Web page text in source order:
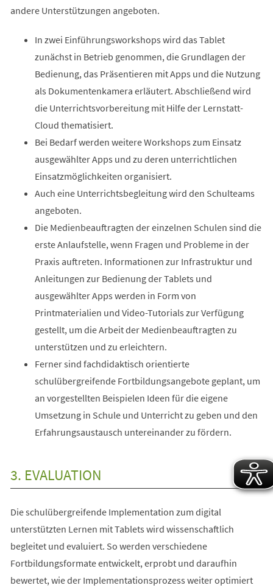
andere Unterstützungen angeboten.
In zwei Einführungsworkshops wird das Tablet
zunächst in Betrieb genommen, die Grundlagen der
Bedienung, das Präsentieren mit Apps und die Nutzung
als Dokumentenkamera erläutert. Abschließend wird
die Unterrichtsvorbereitung mit Hilfe der Lernstatt-
Cloud thematisiert.
Bei Bedarf werden weitere Workshops zum Einsatz
ausgewählter Apps und zu deren unterrichtlichen
Einsatzmöglichkeiten organisiert.
Auch eine Unterrichtsbegleitung wird den Schulteams
angeboten.
Die Medienbeauftragten der einzelnen Schulen sind die
erste Anlaufstelle, wenn Fragen und Probleme in der
Praxis auftreten. Informationen zur Infrastruktur und
Anleitungen zur Bedienung der Tablets und
ausgewählter Apps werden in Form von
Printmaterialien und Video-Tutorials zur Verfügung
gestellt, um die Arbeit der Medienbeauftragten zu
unterstützen und zu erleichtern.
Ferner sind fachdidaktisch orientierte
schulübergreifende Fortbildungsangebote geplant, um
an vorgestellten Beispielen Ideen für die eigene
Umsetzung in Schule und Unterricht zu geben und den
Erfahrungsaustausch untereinander zu fördern.
3. EVALUATION
Die schulübergreifende Implementation zum digital
unterstützten Lernen mit Tablets wird wissenschaftlich
begleitet und evaluiert. So werden verschiedene
Fortbildungsformate entwickelt, erprobt und daraufhin
bewertet, wie der Implementationsprozess weiter optimiert